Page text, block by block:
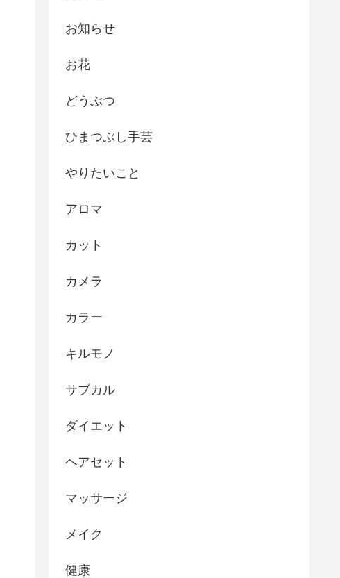
お知らせ
お花
どうぶつ
ひまつぶし手芸
やりたいこと
アロマ
カット
カメラ
カラー
キルモノ
サブカル
ダイエット
ヘアセット
マッサージ
メイク
健康